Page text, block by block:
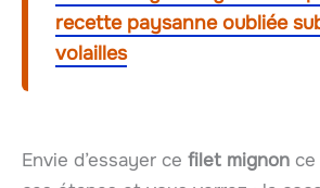
recette paysanne oubliée
volailles
Envie d’essayer ce filet mignon